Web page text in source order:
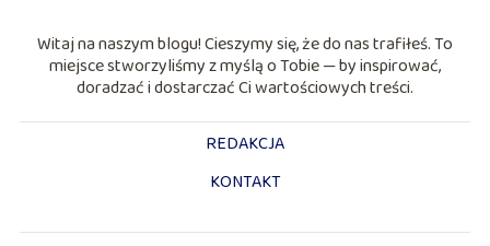
Witaj na naszym blogu! Cieszymy się, że do nas trafiłeś. To
miejsce stworzyliśmy z myślą o Tobie — by inspirować,
doradzać i dostarczać Ci wartościowych treści.
REDAKCJA
KONTAKT